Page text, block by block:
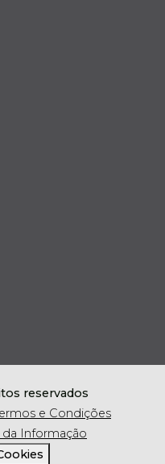
reservados
e Condições
da Informação